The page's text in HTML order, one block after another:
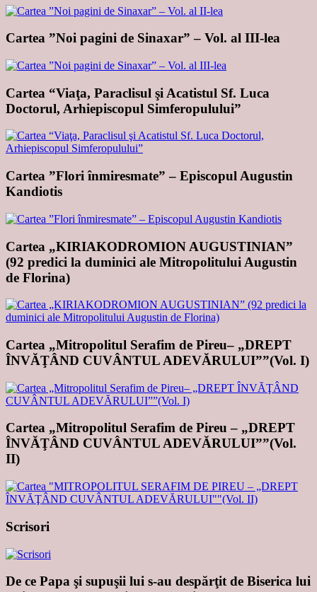
Cartea ”Noi pagini de Sinaxar” – Vol. al III-lea
Cartea “Viaţa, Paraclisul şi Acatistul Sf. Luca
Doctorul, Arhiepiscopul Simferopulului”
Cartea ”Flori înmiresmate” – Episcopul Augustin
Kandiotis
Cartea „KIRIAKODROMION AUGUSTINIAN”
(92 predici la duminici ale Mitropolitului Augustin
de Florina)
Cartea „Mitropolitul Serafim de Pireu– „DREPT
ÎNVĂŢÂND CUVÂNTUL ADEVĂRULUI””(Vol. I)
Cartea „Mitropolitul Serafim de Pireu – „DREPT
ÎNVĂŢÂND CUVÂNTUL ADEVĂRULUI””(Vol.
II)
Scrisori
De ce Papa şi supuşii lui s-au despărţit de Biserica lui